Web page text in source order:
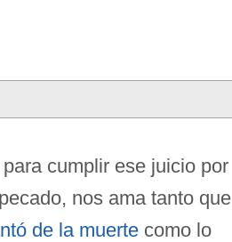
cumplir ese juicio por
nos ama tanto que
de la muerte como lo